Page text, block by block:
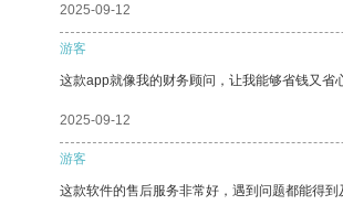
2025-09-12
游客
这款app就像我的财务顾问，让我能够省钱又省
2025-09-12
游客
这款软件的售后服务非常好，遇到问题都能得到